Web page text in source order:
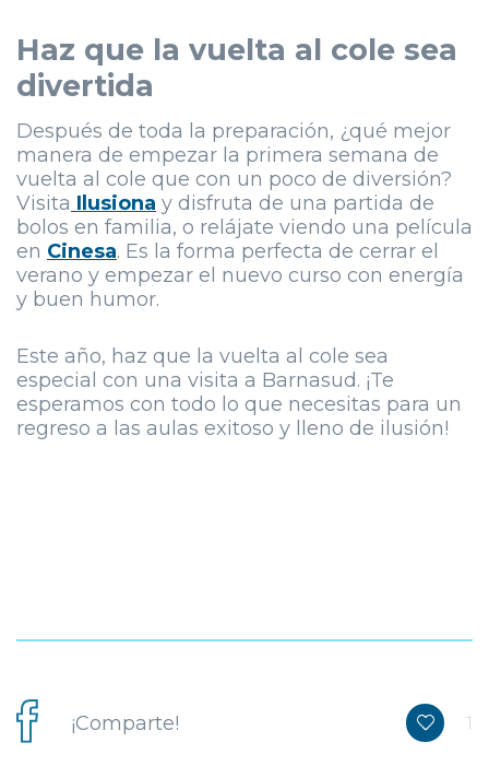
Haz que la vuelta al cole sea
divertida
Después de toda la preparación, ¿qué mejor
manera de empezar la primera semana de
vuelta al cole que con un poco de diversión?
Visita Ilusiona y disfruta de una partida de
bolos en familia, o relájate viendo una película
en Cinesa. Es la forma perfecta de cerrar el
verano y empezar el nuevo curso con energía
y buen humor.
Este año, haz que la vuelta al cole sea
especial con una visita a Barnasud. ¡Te
esperamos con todo lo que necesitas para un
regreso a las aulas exitoso y lleno de ilusión!
¡Comparte! 1